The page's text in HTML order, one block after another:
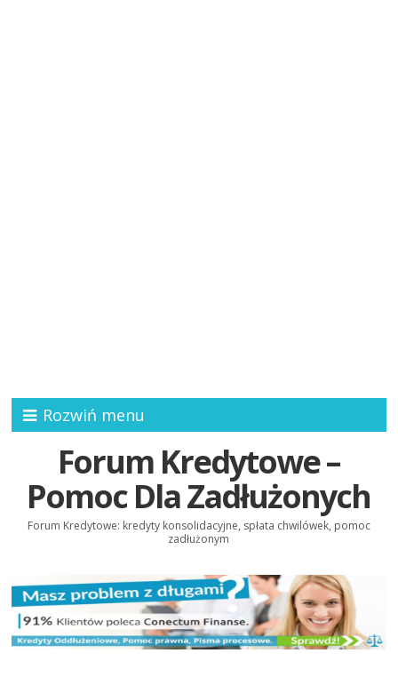
Rozwiń menu
Forum Kredytowe –
Pomoc Dla Zadłużonych
Forum Kredytowe: kredyty konsolidacyjne, spłata chwilówek, pomoc
zadłużonym